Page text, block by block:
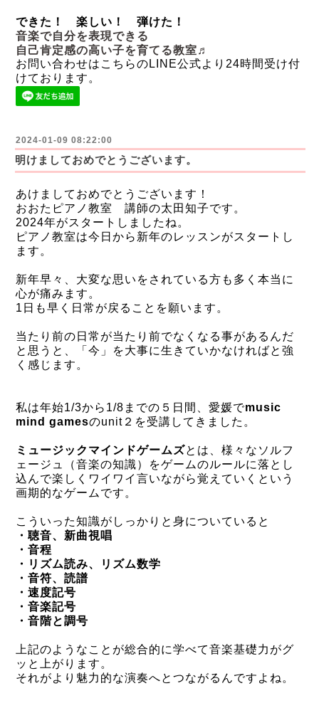
できた！ 楽しい！ 弾けた！
音楽で自分を表現できる
自己肯定感の高い子を育てる教室♬
お問い合わせはこちらのLINE公式より24時間受け付
けております。
2024-01-09 08:22:00
明けましておめでとうございます。
あけましておめでとうございます！
おおたピアノ教室 講師の太田知子です。
2024年がスタートしましたね。
ピアノ教室は今日から新年のレッスンがスタートし
ます。
新年早々、大変な思いをされている方も多く本当に
心が痛みます。
1日も早く日常が戻ることを願います。
当たり前の日常が当たり前でなくなる事があるんだ
と思うと、「今」を大事に生きていかなければと強
く感じます。
私は年始1/3から1/8までの５日間、愛媛でmusic
mind gamesのunit２を受講してきました。
ミュージックマインドゲームズとは、様々なソルフ
ェージュ（音楽の知識）をゲームのルールに落とし
込んで楽しくワイワイ言いながら覚えていくという
画期的なゲームです。
こういった知識がしっかりと身についていると
・聴音、新曲視唱
・音程
・リズム読み、リズム数学
・音符、読譜
・速度記号
・音楽記号
・音階と調号
上記のようなことが総合的に学べて音楽基礎力がグ
ッと
上がります。
それがより魅力的な演奏へとつながるんですよね。